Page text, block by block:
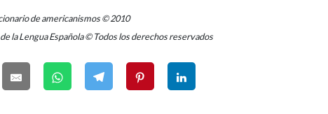
de americanismos © 2010
la Lengua Española © Todos los derechos reservados